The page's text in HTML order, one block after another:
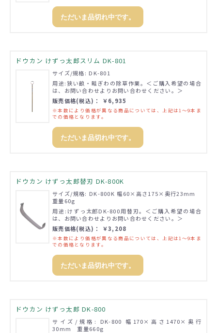
ただいま品切れ中です。
ドウカン けずっ太郎スリム DK-801
サイズ/規格: DK-801
用途:狭い畝・畦ぎわの除草作業。＜ご購入希望の場合
は、お問い合わせよりお問い合わせください。＞
販売価格(税込)： ￥6,935
※本数により価格が異なる商品については、上記は1～9本ま
での価格となります。
ただいま品切れ中です。
ドウカン けずっ太郎替刃 DK-800K
サイズ/規格: DK-800K 幅60×高さ175×奥行23mm
重量60g
用途:けずっ太郎DK-800用替刃。＜ご購入希望の場合
は、お問い合わせよりお問い合わせください。＞
販売価格(税込)： ￥3,208
※本数により価格が異なる商品については、上記は1～9本ま
での価格となります。
ただいま品切れ中です。
ドウカン けずっ太郎 DK-800
サイズ/規格: DK-800 幅170×高さ1470×奥行
30mm 重量660g